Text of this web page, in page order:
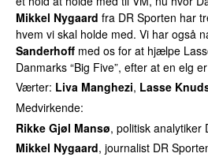
Mikkel Nygaard fra DR Sporten har
hvem vi skal holde med. Vi har også
Sanderhoff med os for at hjælpe
Danmarks “Big Five”, efter at en elg
Værter: Liva Manghezi, Lasse
Medvirkende:
Rikke Gjøl Mansø, politisk analytiker
Mikkel Nygaard, journalist DR